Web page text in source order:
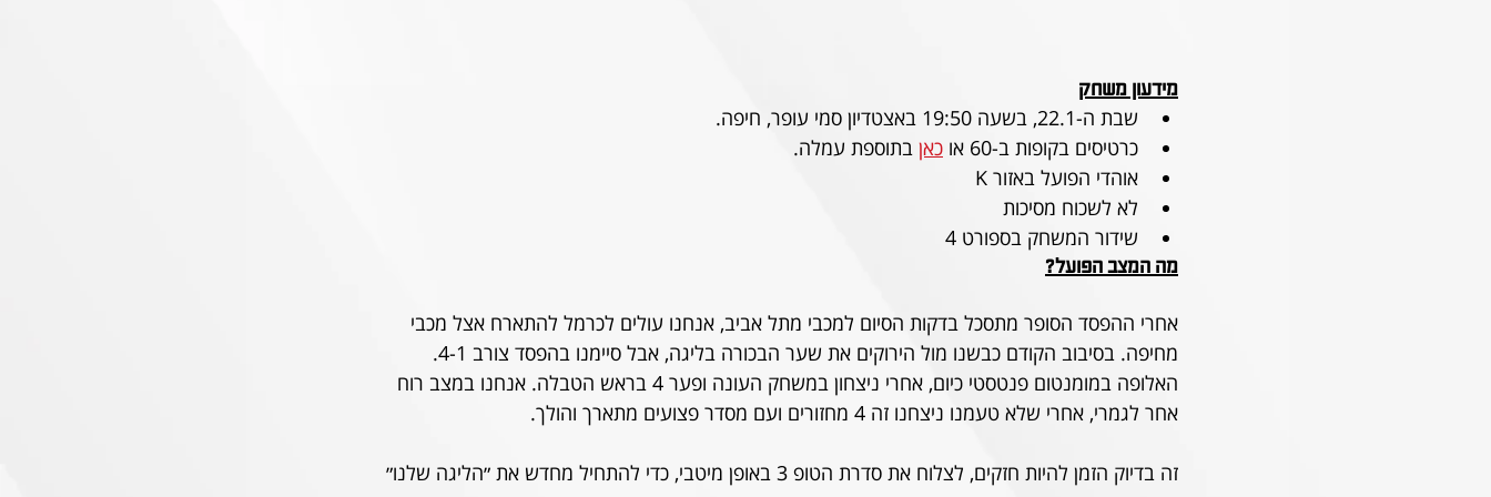
מידעון משחק
שבת ה-22.1, בשעה 19:50 באצטדיון סמי עופר, חיפה.
כרטיסים בקופות ב-60 או
כאן בתוספת עמלה.
אוהדי הפועל באזור K
לא לשכוח מסיכות
שידור המשחק בספורט 4
מה המצב הפועל?
אחרי ההפסד הסופר מתסכל בדקות הסיום למכבי מתל אביב, אנחנו עולים לכרמל להתארח אצל מכבי
מחיפה. בסיבוב הקודם כבשנו מול הירוקים את שער הבכורה בליגה, אבל סיימנו בהפסד צורב 4-1.
האלופה במומנטום פנטסטי כיום, אחרי ניצחון במשחק העונה ופער 4 בראש הטבלה. אנחנו במצב רוח
אחר לגמרי, אחרי שלא טעמנו ניצחנו זה 4 מחזורים ועם מסדר פצועים מתארך והולך.
זה בדיוק הזמן להיות חזקים, לצלוח את סדרת הטופ 3 באופן מיטבי, כדי להתחיל מחדש את ״הליגה שלנו״